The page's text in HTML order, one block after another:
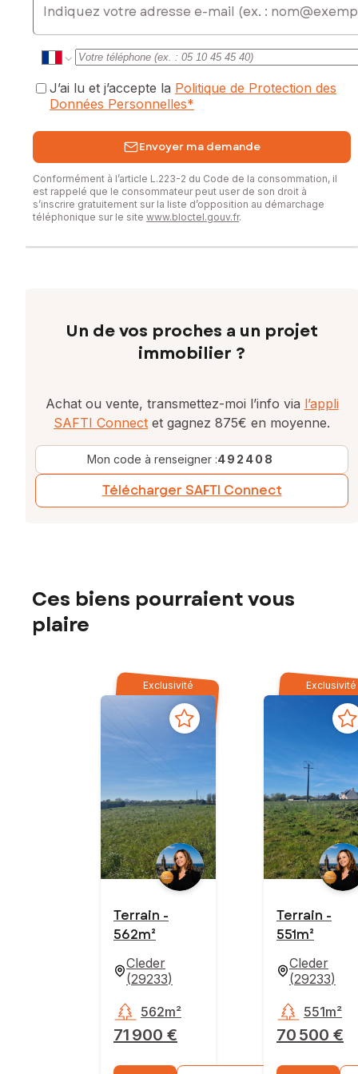
J’ai lu et j’accepte la Politique de Protection des
Données Personnelles*
Envoyer ma demande
Conformément à l’article L.223-2 du Code de la consommation, il
est rappelé que le consommateur peut user de son droit à
s’inscrire gratuitement sur la liste d’opposition au démarchage
téléphonique sur le site www.bloctel.gouv.fr.
Un de vos proches a un projet
immobilier ?
Achat ou vente, transmettez-moi l’info via l’appli
SAFTI Connect et gagnez 875€ en moyenne.
Mon code à renseigner :492408
Télécharger SAFTI Connect
Ces biens pourraient vous
plaire
Exclusivité
Terrain -
562m²
Cleder
(29233)
71 900 €
562m²
Exclusivité
Terrain -
551m²
Cleder
(29233)
70 500 €
551m²